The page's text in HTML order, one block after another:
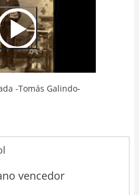
Url
-Tomás Galindo-
vencedor